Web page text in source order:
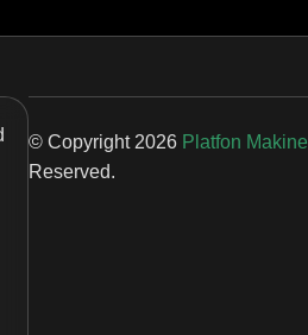
© Copyright 2026 Platfon Makine
Reserved.